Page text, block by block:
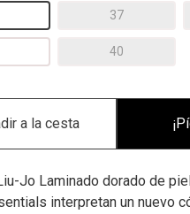
37
40
Jo Laminado dorado de
interpretan un nuevo